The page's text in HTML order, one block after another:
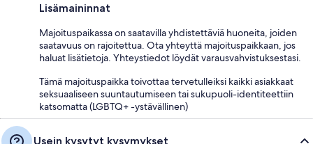
Lisämaininnat
Majoituspaikassa on saatavilla yhdistettäviä huoneita, joiden
saatavuus on rajoitettua. Ota yhteyttä majoituspaikkaan, jos
haluat lisätietoja. Yhteystiedot löydät varausvahvistuksestasi.
Tämä majoituspaikka toivottaa tervetulleiksi kaikki asiakkaat
seksuaaliseen suuntautumiseen tai sukupuoli-identiteettiin
katsomatta (LGBTQ+ -ystävällinen)
Usein kysytyt kysymykset